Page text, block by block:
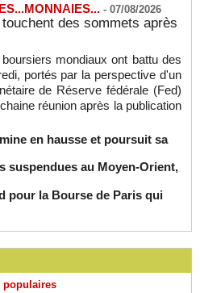
- 07/08/2026
des sommets après
mondiaux ont battu des
portés par la perspective d'un
de Réserve fédérale (Fed)
réunion après la publication
en hausse et poursuit sa
suspendues au Moyen-Orient,
pour la Bourse de Paris qui
populaires